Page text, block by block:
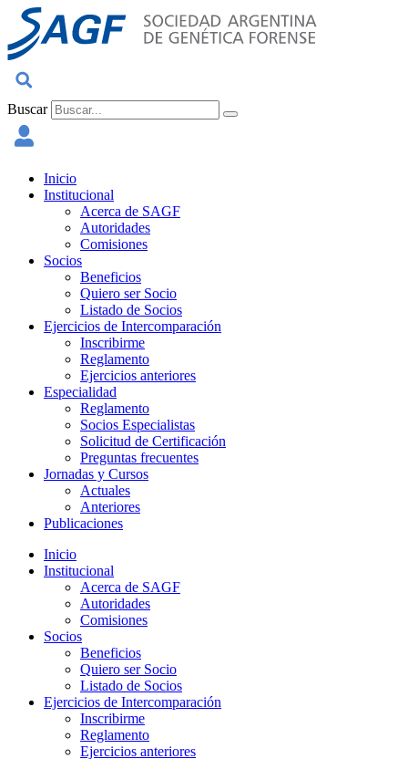
contenido
Buscar
Inicio
Institucional
Acerca de SAGF
Autoridades
Comisiones
Socios
Beneficios
Quiero ser Socio
Listado de Socios
Ejercicios de Intercomparación
Inscribirme
Reglamento
Ejercicios anteriores
Especialidad
Reglamento
Socios Especialistas
Solicitud de Certificación
Preguntas frecuentes
Jornadas y Cursos
Actuales
Anteriores
Publicaciones
Inicio
Institucional
Acerca de SAGF
Autoridades
Comisiones
Socios
Beneficios
Quiero ser Socio
Listado de Socios
Ejercicios de Intercomparación
Inscribirme
Reglamento
Ejercicios anteriores